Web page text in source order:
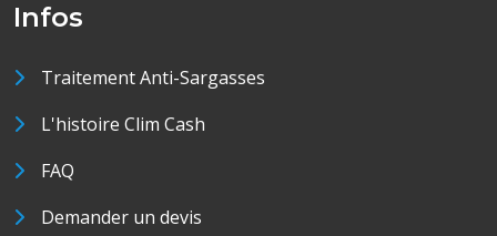
Infos
Traitement Anti-Sargasses
L'histoire Clim Cash
FAQ
Demander un devis